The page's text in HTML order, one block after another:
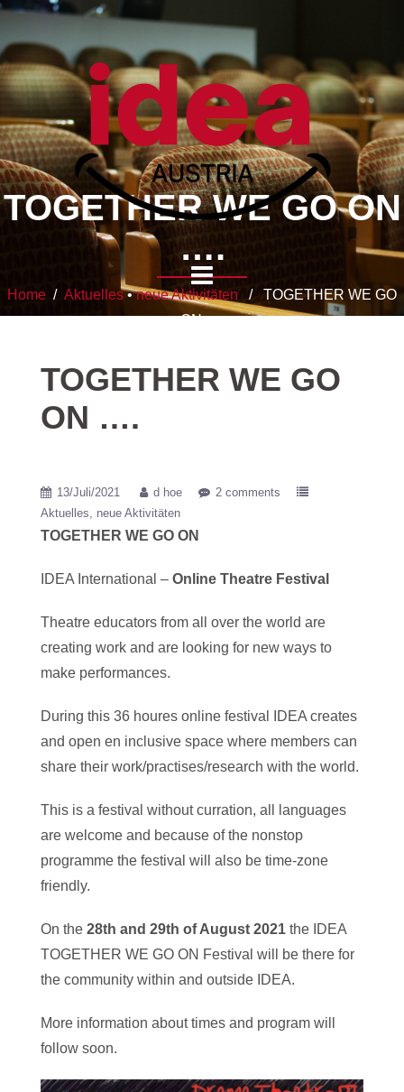
TOGETHER WE GO ON
….
Home / Aktuelles•neue Aktivitäten / TOGETHER WE GO
ON ….
TOGETHER WE GO
ON ….
13/Juli/2021 d hoe
2 comments
Aktuelles
neue Aktivitäten
TOGETHER WE GO ON
IDEA International – Online Theatre Festival
Theatre educators from all over the world are
creating work and are looking for new ways to
make performances.
During this 36 houres online festival IDEA creates
and open en inclusive space where members can
share their work/practises/research with the world.
This is a festival without curration, all languages
are welcome and because of the nonstop
programme the festival will also be time-zone
friendly.
On the 28th and 29th of August 2021 the IDEA
TOGETHER WE GO ON Festival will be there for
the community within and outside IDEA.
More information about times and program will
follow soon.